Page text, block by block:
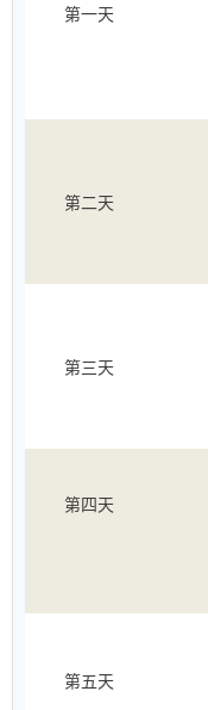
第一天
第二天
第三天
第四天
第五天